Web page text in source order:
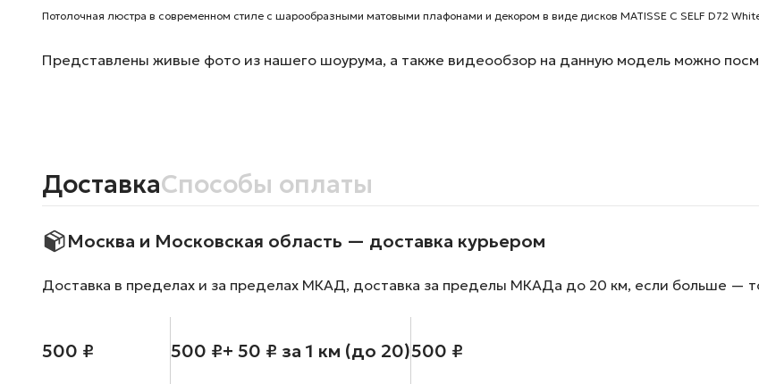
Потолочная люстра в современном стиле с шарообразными матовыми плафонами и декором в виде дисков MATISSE C SELF D72
Представлены живые фото из нашего шоурума, а также видеообзор на данную модель можно
ДоставкаСпособы оплаты
Москва и Московская область — доставка курьером
Доставка в пределах и за пределах МКАД, доставка за пределы МКАДа до 20 км, если больше —
500 ₽ 500 ₽+ 50 ₽ за 1 км (до 20)500 ₽